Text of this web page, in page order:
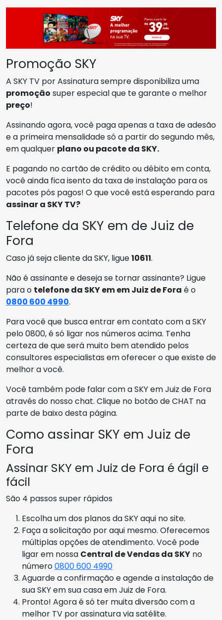
Promoção SKY
A SKY TV por Assinatura sempre disponibiliza uma
promoção super especial que te garante o melhor
preço!
Assinando agora, você paga apenas a taxa de adesão
e a primeira mensalidade só a partir do segundo mês,
em qualquer plano ou pacote da SKY.
E pagando no cartão de crédito ou débito em conta,
você ainda fica isento da taxa de instalação para os
pacotes pós pagos! O que você está esperando para
assinar a SKY TV?
Telefone da SKY em de Juiz de
Fora
Caso já seja cliente da SKY, ligue10611.
Não é assinante e deseja se tornar assinante? Ligue
para o telefone da SKY em em Juiz de Fora é o
0800 600 4990.
Para você que busca entrar em contato com a SKY
pelo 0800, é só ligar nos números acima. Tenha
certeza de que será muito bem atendido pelos
consultores especialistas em oferecer o que existe de
melhor a você.
Você também pode falar com a SKY em Juiz de Fora
através do nosso chat. Clique no botão de CHAT na
parte de baixo desta página.
Como assinar SKY em Juiz de
Fora
Assinar SKY em Juiz de Fora é ágil e
fácil
São 4 passos super rápidos
Escolha um dos planos da SKY aqui no site.
Faça a solicitação por aqui mesmo. Oferecemos
múltiplas opções de atendimento. Você pode
ligar em nossa Central de Vendas da SKY no
número0800 600 4990
Aguarde a confirmação e agende a instalação de
sua SKY em sua casa em Juiz de Fora.
Pronto! Agora é só ter muita diversão com a
melhor TV por assinatura via satélite.